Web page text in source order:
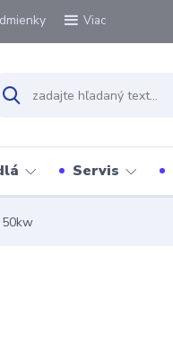
Viac
Servis
50kw